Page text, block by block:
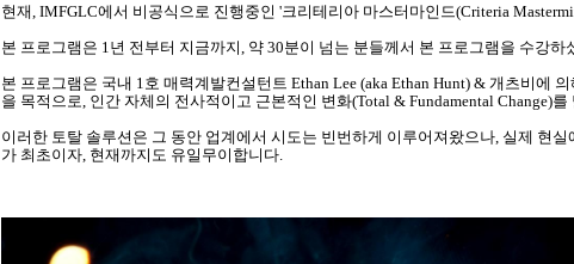
현재, IMFGLC에서 비공식으로 진행중인 '크리테리아 마스터마인드(Criteria
본 프로그램은 1년 전부터 지금까지, 약 30분이 넘는 분들께서 본 프로그램을 수강하
본 프로그램은 국내 1호 매력계발컨설턴트 Ethan Lee (aka Ethan Hunt) & 개츠비에
을 목적으로, 인간 자체의 전사적이고 근본적인 변화(Total & Fundamental Change)
이러한 토탈 솔루션은 그 동안 업계에서 시도는 빈번하게 이루어져왔으나, 실제 현
가 최초이자, 현재까지도 유일무이합니다.